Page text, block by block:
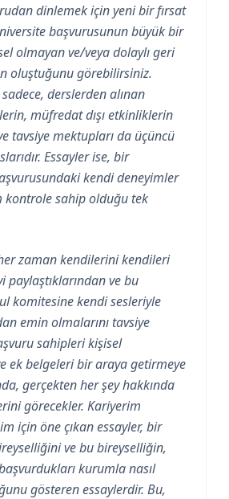
dinlemek için yeni bir fırsat
başvurusunun büyük bir
olmayan ve/veya dolaylı geri
oluştuğunu görebilirsiniz.
derslerden alınan
müfredat dışı etkinliklerin
tavsiye mektupları da üçüncü
Essayler ise, bir
kendi deneyimler
kontrole sahip olduğu tek
zaman kendilerini kendileri
paylaştıklarından ve bu
komitesine kendi sesleriyle
emin olmalarını tavsiye
sahipleri kişisel
ek belgeleri bir araya getirmeye
gerçekten her şey hakkında
görecekler. Kariyerim
için öne çıkan essayler, bir
ve bu bireyselliğin,
kurumla nasıl
gösteren essaylerdir. Bu,